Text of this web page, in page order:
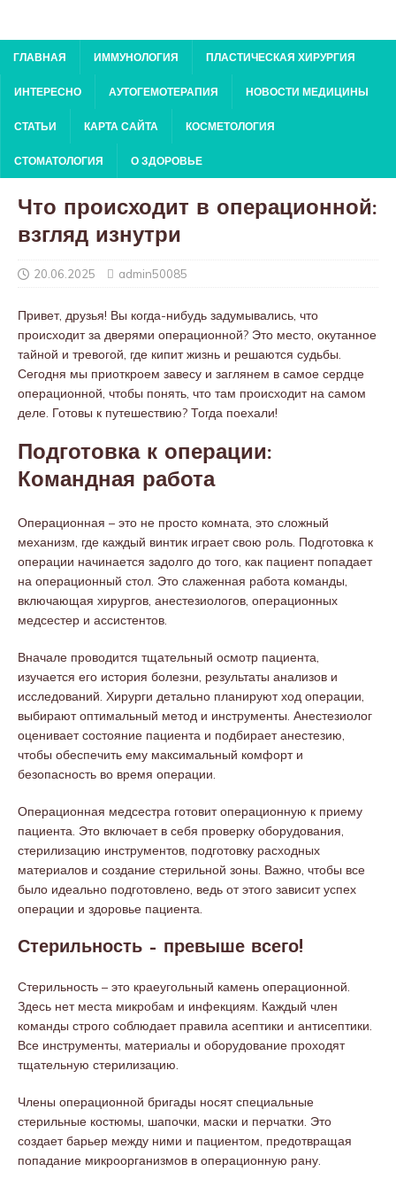
ГЛАВНАЯ ИММУНОЛОГИЯ ПЛАСТИЧЕСКАЯ ХИРУРГИЯ
ИНТЕРЕСНО АУТОГЕМОТЕРАПИЯ НОВОСТИ МЕДИЦИНЫ
СТАТЬИ КАРТА САЙТА КОСМЕТОЛОГИЯ
СТОМАТОЛОГИЯ О ЗДОРОВЬЕ
Что происходит в операционной:
взгляд изнутри
20.06.2025 admin50085
Привет, друзья! Вы когда-нибудь задумывались, что
происходит за дверями операционной? Это место, окутанное
тайной и тревогой, где кипит жизнь и решаются судьбы.
Сегодня мы приоткроем завесу и заглянем в самое сердце
операционной, чтобы понять, что там происходит на самом
деле. Готовы к путешествию? Тогда поехали!
Подготовка к операции:
Командная работа
Операционная – это не просто комната, это сложный
механизм, где каждый винтик играет свою роль. Подготовка к
операции начинается задолго до того, как пациент попадает
на операционный стол. Это слаженная работа команды,
включающая хирургов, анестезиологов, операционных
медсестер и ассистентов.
Вначале проводится тщательный осмотр пациента,
изучается его история болезни, результаты анализов и
исследований. Хирурги детально планируют ход операции,
выбирают оптимальный метод и инструменты. Анестезиолог
оценивает состояние пациента и подбирает анестезию,
чтобы обеспечить ему максимальный комфорт и
безопасность во время операции.
Операционная медсестра готовит операционную к приему
пациента. Это включает в себя проверку оборудования,
стерилизацию инструментов, подготовку расходных
материалов и создание стерильной зоны. Важно, чтобы все
было идеально подготовлено, ведь от этого зависит успех
операции и здоровье пациента.
Стерильность – превыше всего!
Стерильность – это краеугольный камень операционной.
Здесь нет места микробам и инфекциям. Каждый член
команды строго соблюдает правила асептики и антисептики.
Все инструменты, материалы и оборудование проходят
тщательную стерилизацию.
Члены операционной бригады носят специальные
стерильные костюмы, шапочки, маски и перчатки. Это
создает барьер между ними и пациентом, предотвращая
попадание микроорганизмов в операционную рану.